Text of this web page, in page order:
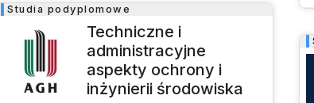
Studia podyplomowe
Techniczne i
administracyjne
aspekty ochrony i
inżynierii środowiska